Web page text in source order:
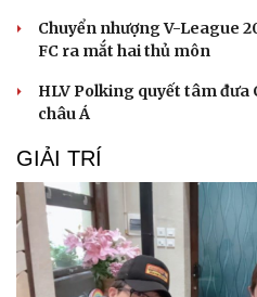
Tư vấn
check-in
Chuyển nhượng V-League
FC ra mắt hai thủ môn
HLV Polking quyết tâm đưa
châu Á
GIẢI TRÍ